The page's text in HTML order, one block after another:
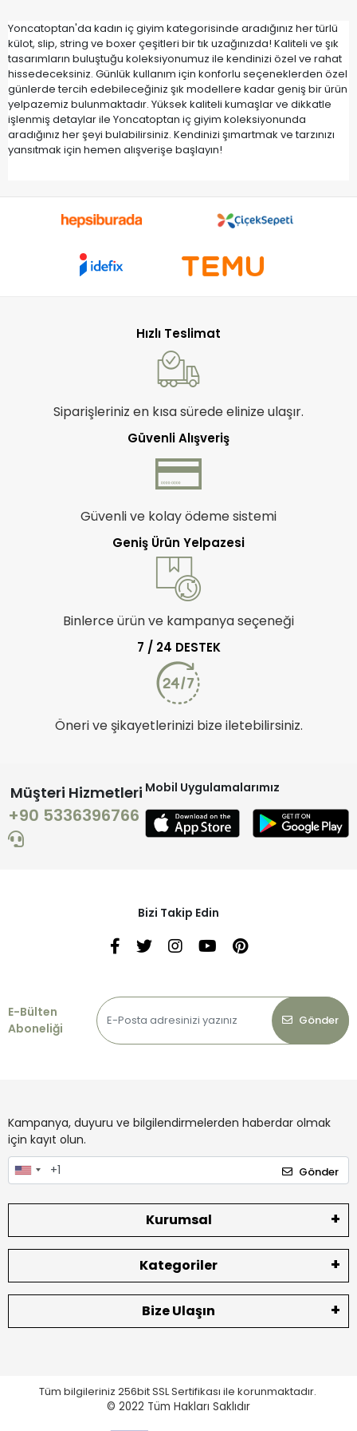
Yoncatoptan'da kadın iç giyim kategorisinde aradığınız her türlü
külot, slip, string ve boxer çeşitleri bir tık uzağınızda! Kaliteli ve şık
tasarımların buluştuğu koleksiyonumuz ile kendinizi özel ve rahat
hissedeceksiniz. Günlük kullanım için konforlu seçeneklerden özel
günlerde tercih edebileceğiniz şık modellere kadar geniş bir ürün
yelpazemiz bulunmaktadır. Yüksek kaliteli kumaşlar ve dikkatle
işlenmiş detaylar ile Yoncatoptan iç giyim koleksiyonunda
aradığınız her şeyi bulabilirsiniz. Kendinizi şımartmak ve tarzınızı
yansıtmak için hemen alışverişe başlayın!
Hızlı Teslimat
Siparişleriniz en kısa sürede elinize ulaşır.
Güvenli Alışveriş
Güvenli ve kolay ödeme sistemi
Geniş Ürün Yelpazesi
Binlerce ürün ve kampanya seçeneği
7 / 24 DESTEK
Öneri ve şikayetlerinizi bize iletebilirsiniz.
Müşteri Hizmetleri
+90 5336396766
Mobil Uygulamalarımız
Bizi Takip Edin
E-Bülten
Aboneliği
Gönder
Kampanya, duyuru ve bilgilendirmelerden haberdar olmak
için kayıt olun.
Gönder
Kurumsal
Kategoriler
Bize Ulaşın
Tüm bilgileriniz 256bit SSL Sertifikası ile korunmaktadır.
© 2022 Tüm Hakları Saklıdır